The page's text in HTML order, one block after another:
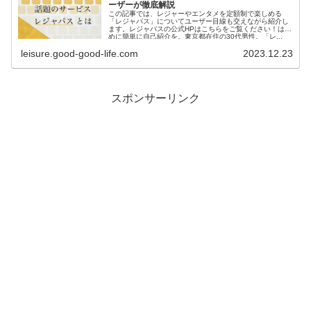
ーザーが徹底解説
この記事では、レジャーやエンタメを定額制で楽しめる
「レジャパス」についてユーザー目線も交えながら紹介し
ます。レジャパスの公式HPはこちらをご覧ください！はじ
めに簡単に自己紹介を。東京都在住の30代男性。「レ...
leisure.good-good-life.com 2023.12.23
スポンサーリンク